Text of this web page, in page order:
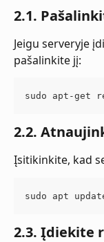
2.1.
Jeigu serveryje
pašalinkite jį:
sudo apt-get
2.2.
Įsitikinkite, kad
sudo apt
2.3. Įdiekite